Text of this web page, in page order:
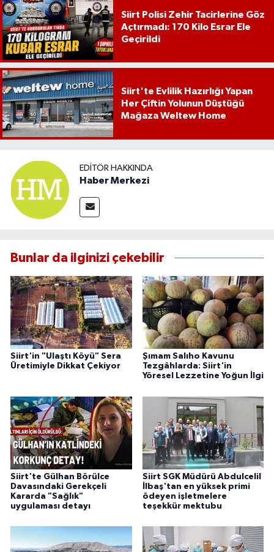
Siirt Polisi Zehir Tacirlerine Göz
Açtırmadı: 170 Kilo Esrar Ele
Geçirildi
Siirt'te Evlilik Hazırlığı Yapan
Her Çiftin Yolunun Düştüğü
Mağaza Weltew Home
EDITÖR HAKKINDA
Haber Merkezi
Bunlar da ilginizi çekebilir
Siirt'in "Ulaştı Köyü" Sera
Üretimiyle Dikkat Çekiyor
Şımam Salıho Kavunu
Tezgâhlarda: Siirt'in
Yöresel Lezzetine Yoğun İlgi
Siirt'te Gülhan Börülce
Davasındaki Gerekçeli
Kararda "Sağlık"
uygulaması detayı
Siirt SGK Müdürü Abdulcelil
İlbaş'tan en yüksek primi
ödeyen işletmelere
teşekkür mektubu